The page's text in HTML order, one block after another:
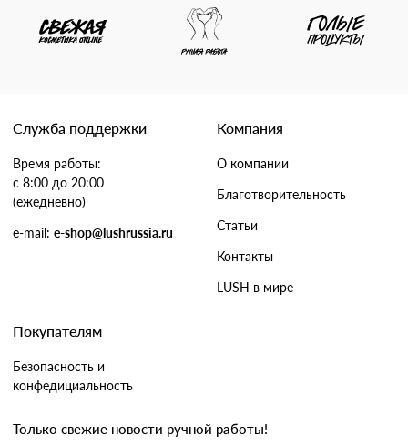
Служба поддержки
Время работы:
с 8:00 до 20:00
(ежедневно)
e-mail: e-shop@lushrussia.ru
Компания
О компании
Благотворительность
Статьи
Контакты
LUSH в мире
Покупателям
Безопасность и
конфедициальность
Только свежие новости ручной работы!